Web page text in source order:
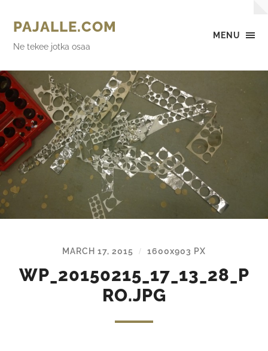
MENU
PAJALLE.COM
Ne tekee jotka osaa
MARCH 17, 2015 / 1600x903 PX
WP_20150215_17_13_28_P
RO.JPG